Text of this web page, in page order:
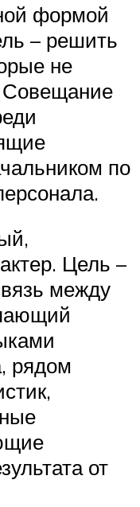
формой
– решить
не
Совещание
по
Цель –
между
рядом
от